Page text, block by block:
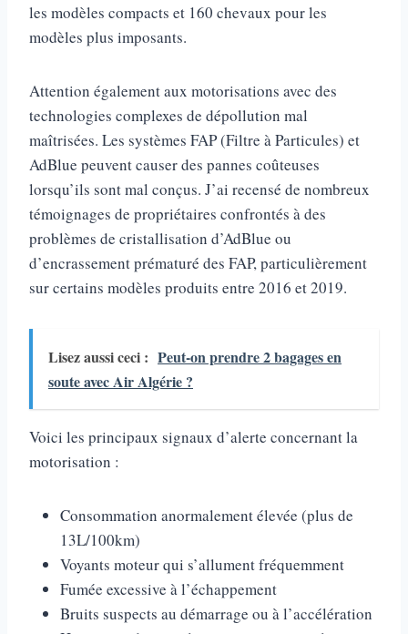
les modèles compacts et 160 chevaux pour les
modèles plus imposants.
Attention également aux motorisations avec des
technologies complexes de dépollution mal
maîtrisées. Les systèmes FAP (Filtre à Particules) et
AdBlue peuvent causer des pannes coûteuses
lorsqu’ils sont mal conçus. J’ai recensé de nombreux
témoignages de propriétaires confrontés à des
problèmes de cristallisation d’AdBlue ou
d’encrassement prématuré des FAP, particulièrement
sur certains modèles produits entre 2016 et 2019.
Lisez aussi ceci : Peut-on prendre 2 bagages en
soute avec Air Algérie ?
Voici les principaux signaux d’alerte concernant la
motorisation :
Consommation anormalement élevée (plus de
13L/100km)
Voyants moteur qui s’allument fréquemment
Fumée excessive à l’échappement
Bruits suspects au démarrage ou à l’accélération